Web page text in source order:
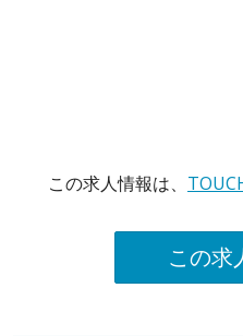
この求人情報は、
この求